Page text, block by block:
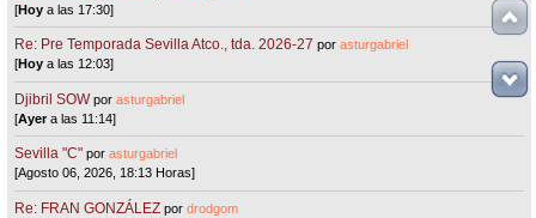
[Hoy a las 17:30]
Re: Pre Temporada Sevilla Atco., tda. 2026-27 porasturgabriel
[Hoy a las 12:03]
Djibril SOW porasturgabriel
[Ayera las 11:14]
Sevilla "C"porasturgabriel
[Agosto 06, 2026, 18:13 Horas]
Re: FRAN GONZÁLEZ pordrodgom